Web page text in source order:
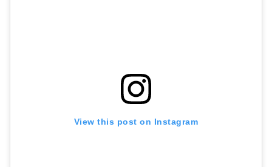
View this post on Instagram